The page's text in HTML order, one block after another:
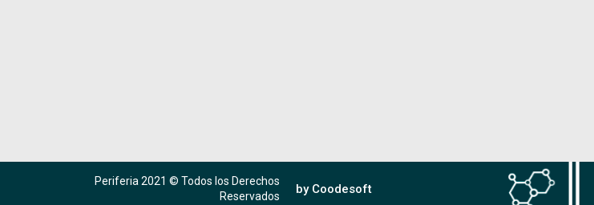
Periferia 2021 © Todos los Derechos
Reservados
by Coodesoft